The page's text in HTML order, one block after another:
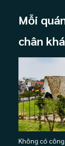
Mỗi
chân
Không có